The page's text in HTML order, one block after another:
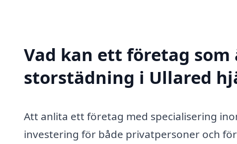
Vad kan ett företag
storstädning i Ullared
Att anlita ett företag med specialisering
investering för både privatpersoner och